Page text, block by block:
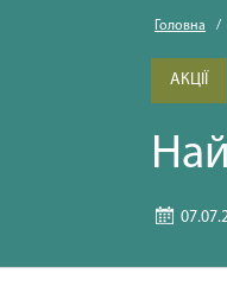
Головна
АКЦІЇ